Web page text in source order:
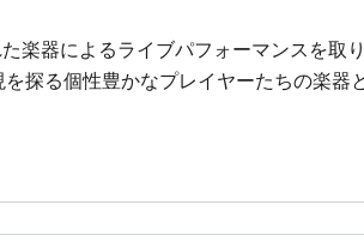
楽器によるライブパフォーマンスを取
を探る個性豊かなプレイヤーたちの楽器